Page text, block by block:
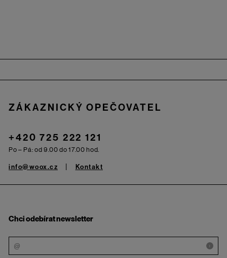
ZÁKAZNICKÝ OPEČOVATEL
+420 725 222 121
Po – Pá: od 9.00 do 17.00 hod.
info@woox.cz Kontakt
Chci odebírat newsletter
i